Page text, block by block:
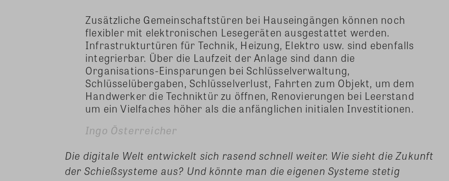
Zusätzliche Gemeinschaftstüren bei Hauseingängen können noch
flexibler mit elektronischen Lesegeräten ausgestattet werden.
Infrastrukturtüren für Technik, Heizung, Elektro usw. sind ebenfalls
integrierbar. Über die Laufzeit der Anlage sind dann die
Organisations-Einsparungen bei Schlüsselverwaltung,
Schlüsselübergaben, Schlüsselverlust, Fahrten zum Objekt, um dem
Handwerker die Techniktür zu öffnen, Renovierungen bei Leerstand
um ein Vielfaches höher als die anfänglichen initialen Investitionen.
Ingo Österreicher
Die digitale Welt entwickelt sich rasend schnell weiter. Wie sieht die Zukunft
der Schießsysteme aus? Und könnte man die eigenen Systeme stetig